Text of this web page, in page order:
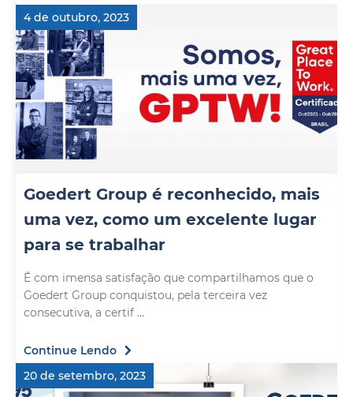
4 de outubro, 2023
Goedert Group é reconhecido, mais
uma vez, como um excelente lugar
para se trabalhar
É com imensa satisfação que compartilhamos que o
Goedert Group conquistou, pela terceira vez
consecutiva, a certif ...
Continue Lendo
20 de setembro, 2023